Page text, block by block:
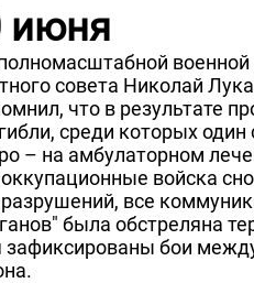
июня
совета Николай
что в результате
среди которых
– на амбулаторном
войска
все
была обстреляна
зафиксированы бои